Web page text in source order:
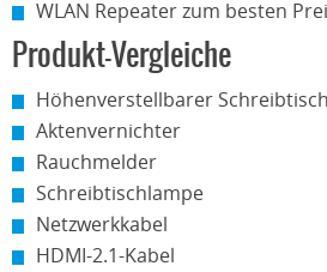
WLAN Repeater zum besten
Produkt-Vergleiche
Höhenverstellbarer Schreibtisch
Aktenvernichter
Rauchmelder
Schreibtischlampe
Netzwerkkabel
HDMI-2.1-Kabel